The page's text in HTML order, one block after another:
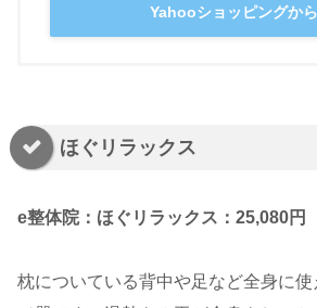
Yahooショッピングか
ほぐリラックス
e整体院：ほぐリラックス：25,080円
枕についている背中や足など全身に